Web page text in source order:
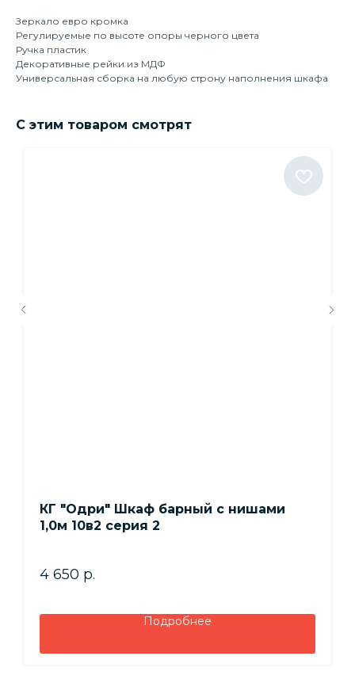
Зеркало евро кромка
Регулируемые по высоте опоры черного цвета
Ручка пластик
Декоративные рейки из МДФ
Универсальная сборка на любую строну наполнения шкафа
С этим товаром смотрят
КГ "Одри" Шкаф барный с нишами
1,0м 10в2 серия 2
4 650 р.
Подробнее